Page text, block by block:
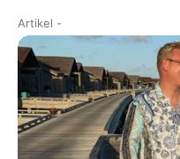
Artikel -